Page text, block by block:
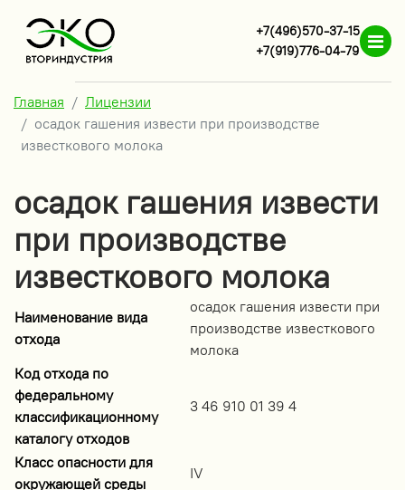
+7(496)570-37-15
+7(919)776-04-79
Главная
Лицензии
осадок гашения извести при производстве
известкового молока
осадок гашения извести
при производстве
известкового молока
Наименование вида
отхода
осадок гашения извести при
производстве известкового
молока
Код отхода по
федеральному
классификационному
каталогу отходов
3 46 910 01 39 4
Класс опасности для
окружающей среды
IV